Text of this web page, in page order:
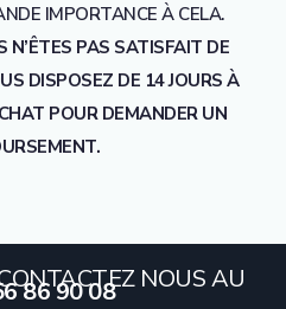
IMPORTANCE À CELA.
N’ÊTES PAS SATISFAIT DE
DISPOSEZ DE 14 JOURS À
POUR DEMANDER UN
NOUS AU
86 90 08